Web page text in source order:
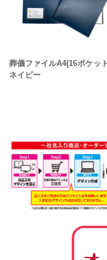
葬儀ファイルA4(16ポケッ
ネイビー